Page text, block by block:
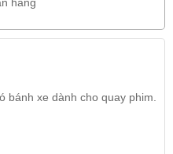
bánh xe dành cho quay phim.